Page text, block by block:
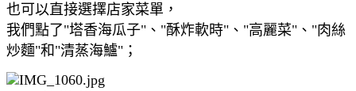
也可以直接選擇店家菜單，
我們點了"塔香海瓜子"、"酥炸軟時"、"高麗菜"、"肉絲
炒麵"和"清蒸海鱸"；